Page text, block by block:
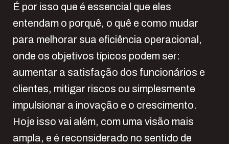
É por isso que é essencial que eles
entendam o porquê, o quê e como mudar
para melhorar sua eficiência operacional,
onde os objetivos típicos podem ser:
aumentar a satisfação dos funcionários e
clientes, mitigar riscos ou simplesmente
impulsionar a inovação e o crescimento.
Hoje isso vai além, com uma visão mais
ampla, e é reconsiderado no sentido de